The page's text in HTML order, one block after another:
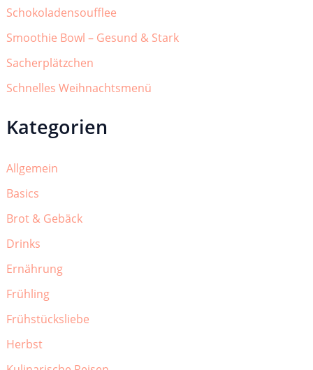
Schokoladensoufflee
Smoothie Bowl – Gesund & Stark
Sacherplätzchen
Schnelles Weihnachtsmenü
Kategorien
Allgemein
Basics
Brot & Gebäck
Drinks
Ernährung
Frühling
Frühstücksliebe
Herbst